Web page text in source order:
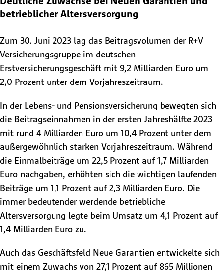
betrieblicher Altersversorgung
Zum 30. Juni 2023 lag das Beitragsvolumen der R+V
Versicherungsgruppe im deutschen
Erstversicherungsgeschäft mit 9,2 Milliarden Euro um
2,0 Prozent unter dem Vorjahreszeitraum.
In der Lebens- und Pensionsversicherung bewegten sich
die Beitragseinnahmen in der ersten Jahreshälfte 2023
mit rund 4 Milliarden Euro um 10,4 Prozent unter dem
außergewöhnlich starken Vorjahreszeitraum. Während
die Einmalbeiträge um 22,5 Prozent auf 1,7 Milliarden
Euro nachgaben, erhöhten sich die wichtigen laufenden
Beiträge um 1,1 Prozent auf 2,3 Milliarden Euro. Die
immer bedeutender werdende betriebliche
Altersversorgung legte beim Umsatz um 4,1 Prozent auf
1,4 Milliarden Euro zu.
Auch das Geschäftsfeld Neue Garantien entwickelte sich
mit einem Zuwachs von 27,1 Prozent auf 865 Millionen